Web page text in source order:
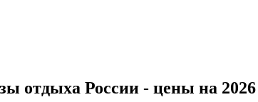
отдыха России - цены на 2026